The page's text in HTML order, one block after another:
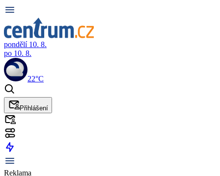
pondělí 10. 8.
po 10. 8.
22°C
Přihlášení
Reklama